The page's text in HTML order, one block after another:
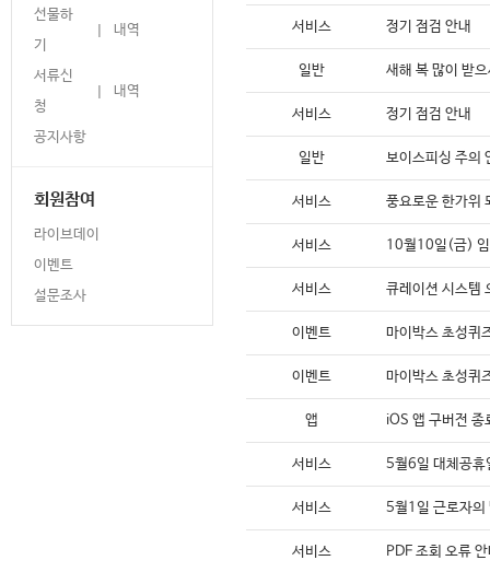
선물하
기
내역
서류신
청
내역
공지사항
회원참여
라이브데이
이벤트
설문조사
서비스 정기 점검 안내
일반 새해 복 많이 받
서비스 정기 점검 안내
일반 보이스피싱 주의
서비스 풍요로운 한가위
서비스 10월10일(금) 임
서비스 큐레이션 시스템
이벤트 마이박스 초성퀴
이벤트 마이박스 초성퀴
앱 iOS 앱 구버전
서비스 5월6일 대체공휴
서비스 5월1일 근로자의
서비스 PDF 조회 오류